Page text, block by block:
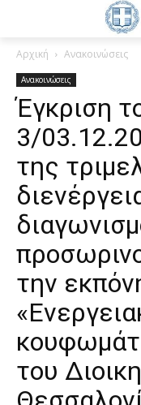
Αρχική Ανακοινώσεις
Ανακοινώσεις
Έγκριση
3/
της
την
του